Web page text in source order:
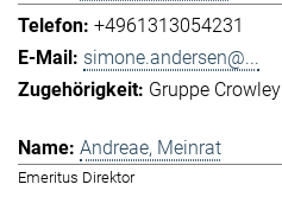
+4961313054231
simone.andersen@...
Gruppe Crowley
Andreae, Meinrat
Emeritus Direktor